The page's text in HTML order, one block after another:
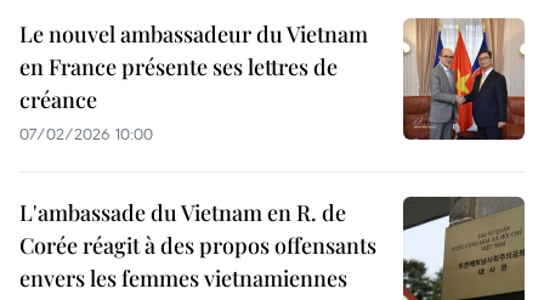
Le nouvel ambassadeur du Vietnam
en France présente ses lettres de
créance
07/02/2026 10:00
L'ambassade du Vietnam en R. de
Corée réagit à des propos offensants
envers les femmes vietnamiennes